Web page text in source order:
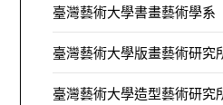
臺灣藝術大學書畫藝術學系
臺灣藝術大學版畫藝術研究
臺灣藝術大學造型藝術研究